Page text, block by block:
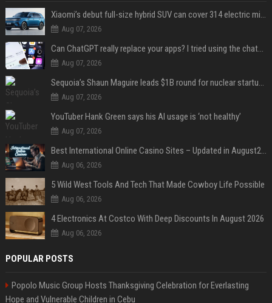
Xiaomi’s debut full-size hybrid SUV can cover 314 electric miles before it touches a drop of gasoline
Aug 07, 2026
Can ChatGPT really replace your apps? I tried using the chatbot for 12 everyday tasks on my phone — here’s what happened
Aug 07, 2026
Sequoia’s Shaun Maguire leads $1B round for nuclear startup Valar Atomics
Aug 07, 2026
YouTuber Hank Green says his AI usage is ‘not healthy’
Aug 07, 2026
Best International Online Casino Sites – Updated in August2026
Aug 06, 2026
5 Wild West Tools And Tech That Made Cowboy Life Possible
Aug 06, 2026
4 Electronics At Costco With Deep Discounts In August 2026
Aug 06, 2026
POPULAR POSTS
Popolo Music Group Hosts Thanksgiving Celebration for Everlasting
Hope and Vulnerable Children in Cebu